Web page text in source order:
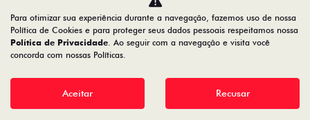
Desacelere. Seu bem maior é a vida.
Desenvolvido pela DEALERSPACE ® Direitos Reservados.
Para otimizar sua experiência durante a navegação, fazemos uso de nossa
Política de Cookies e para proteger seus dados pessoais respeitamos nossa
Política de Privacidade. Ao seguir com a navegação e visita você
concorda com nossas Políticas.
Aceitar Recusar